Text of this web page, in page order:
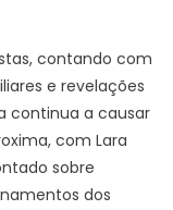
contando com
e revelações
continua a causar
com Lara
sobre
dos